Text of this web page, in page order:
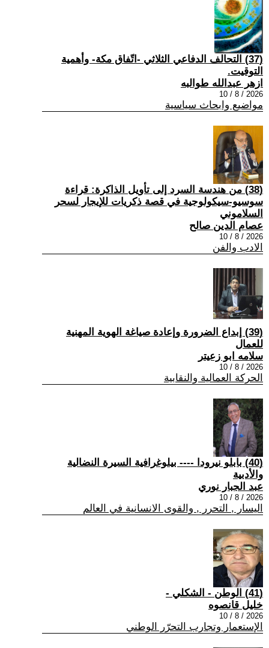
(37) التحالف الدفاعي الثلاثي -اتّفاق مكة- وأهمية
التوقيت.
ازهر عبدالله طوالبه
2026 / 8 / 10
مواضيع وابحاث سياسية
(38) من هندسة السرد إلى تأويل الذاكرة: قراءة
سوسيو-سيكولوجية في قصة ذكريات للإيجار لسحر
السلاموني
عصام الدين صالح
2026 / 8 / 10
الادب والفن
(39) إبداع الضرورة وإعادة صياغة الهوية المهنية
للعمال
سلامه ابو زعيتر
2026 / 8 / 10
الحركة العمالية والنقابية
(40) بابلو نيرودا ---- بيلوغرافية السيرة النضالية
والأدبية
عبد الجبار نوري
2026 / 8 / 10
اليسار , التحرر , والقوى الانسانية في العالم
(41) الوطن - الشكلي -
خليل قانصوه
2026 / 8 / 10
الإستعمار وتجارب التحرّر الوطني